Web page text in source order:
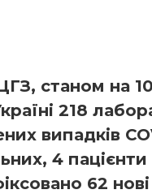
станом на
218
випадків
4
62